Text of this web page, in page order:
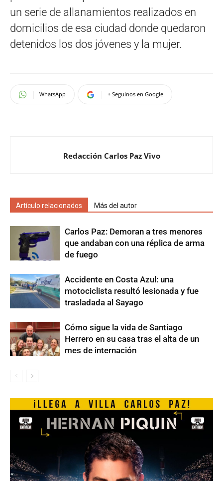
un serie de allanamientos realizados en
domicilios de esa ciudad donde quedaron
detenidos los dos jóvenes y la mujer.
WhatsApp + Seguinos en Google
Redacción Carlos Paz Vivo
Artículo relacionados Más del autor
Carlos Paz: Demoran a tres menores
que andaban con una réplica de arma
de fuego
Accidente en Costa Azul: una
motociclista resultó lesionada y fue
trasladada al Sayago
Cómo sigue la vida de Santiago
Herrero en su casa tras el alta de un
mes de internación